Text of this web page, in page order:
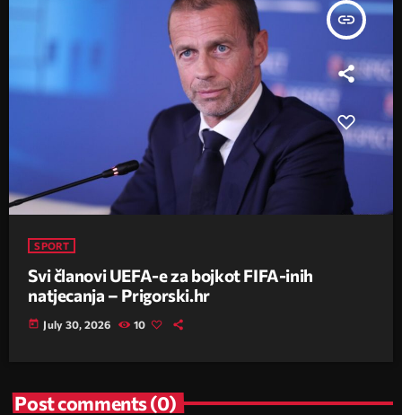
insert_link
SPORT
Svi članovi UEFA-e za bojkot FIFA-inih
natjecanja – Prigorski.hr
today July 30, 2026 10
Post comments (0)